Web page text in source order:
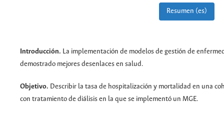
Resumen (es)
Introducción. La implementación de modelos de gestión de
demostrado mejores desenlaces en salud.
Objetivo. Describir la tasa de hospitalización y mortalidad en una
con tratamiento de diálisis en la que se implementó un MGE.